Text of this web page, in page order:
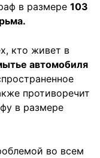
в размере 103
кто живет в
автомобиля
противоречит
в размере
во всем